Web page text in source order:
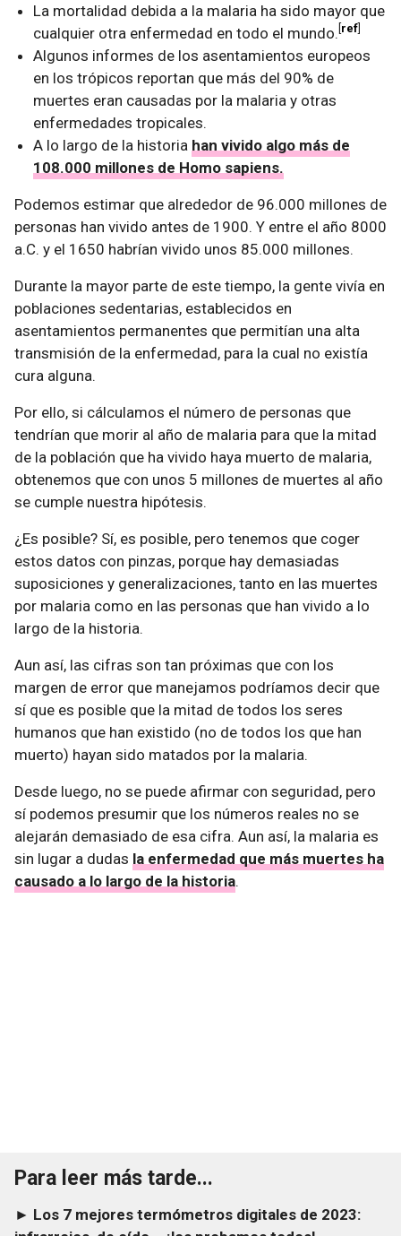
La mortalidad debida a la malaria ha sido mayor que
cualquier otra enfermedad en todo el mundo. ref
Algunos informes de los asentamientos europeos
en los trópicos reportan que más del 90% de
muertes eran causadas por la malaria y otras
enfermedades tropicales.
A lo largo de la historia han vivido algo más de
108.000 millones de Homo sapiens.
Podemos estimar que alrededor de 96.000 millones de
personas han vivido antes de 1900. Y entre el año 8000
a.C. y el 1650 habrían vivido unos 85.000 millones.
Durante la mayor parte de este tiempo, la gente vivía en
poblaciones sedentarias, establecidos en
asentamientos permanentes que permitían una alta
transmisión de la enfermedad, para la cual no existía
cura alguna.
Por ello, si cálculamos el número de personas que
tendrían que morir al año de malaria para que la mitad
de la población que ha vivido haya muerto de malaria,
obtenemos que con unos 5 millones de muertes al año
se cumple nuestra hipótesis.
¿Es posible? Sí, es posible, pero tenemos que coger
estos datos con pinzas, porque hay demasiadas
suposiciones y generalizaciones, tanto en las muertes
por malaria como en las personas que han vivido a lo
largo de la historia.
Aun así, las cifras son tan próximas que con los
margen de error que manejamos podríamos decir que
sí que es posible que la mitad de todos los seres
humanos que han existido (no de todos los que han
muerto) hayan sido matados por la malaria.
Desde luego, no se puede afirmar con seguridad, pero
sí podemos presumir que los números reales no se
alejarán demasiado de esa cifra. Aun así, la malaria es
sin lugar a dudas la enfermedad que más muertes ha
causado a lo largo de la historia.
Para leer más tarde...
► Los 7 mejores termómetros digitales de 2023: